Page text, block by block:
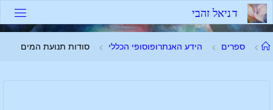
דניאל זהבי
ספרים הידע האנתרופוסופי הכללי סודות תנועת המים